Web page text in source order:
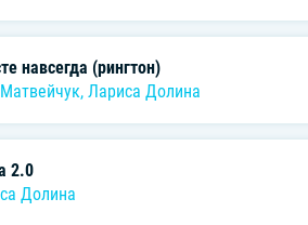
навсегда (рингтон)
, Лариса Долина
2.0
Долина